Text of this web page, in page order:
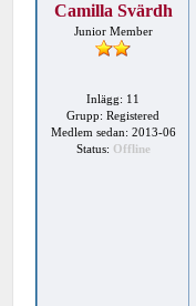
Camilla Svärdh
Junior Member
Inlägg: 11
Grupp: Registered
Medlem sedan: 2013-06
Status: Offline